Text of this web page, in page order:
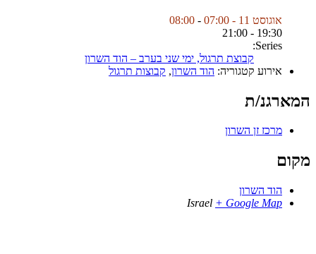
אוגוסט 11 - 07:00 -
08:00
19:30 - 21:00
Series:
קבוצת תרגול, ימי שני בערב – הוד השרון
אירוע קטגוריה: הוד השרון, קבוצות תרגול
המארגנ/ת
מרכז זן השרון
מקום
הוד השרון
Israel + Google Map